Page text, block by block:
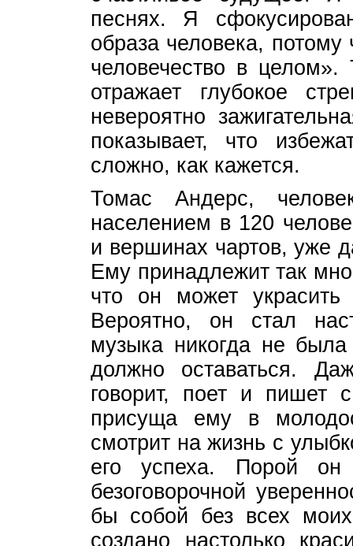
песнях. Я
образа человека, потому
человечество в
отражает глубокое
невероятно
показывает, что
сложно, как кажется.
Томас Андерс,
населением в 120
и вершинах чартов, уже
Ему принадлежит так
что он может украсить
Вероятно, он стал
музыка никогда не
должно оставаться.
говорит, поет и пишет
присуща ему в
смотрит на жизнь с
его успеха. Порой
безоговорочной
бы собой без всех
создано настолько